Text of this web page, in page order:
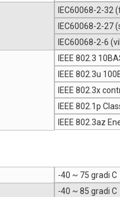
IEC60068-2-32
IEC60068-2-27
IEC60068-2-6
IEEE 802.3
IEEE 802.3u
IEEE 802.3x
IEEE 802.1p
IEEE 802.3az
-40 ~ 75 gradi C
-40 ~ 85 gradi C